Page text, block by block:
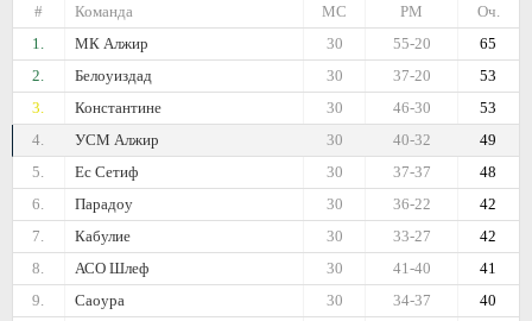
#
Команда Оч.
РМ
МС
1.
МК Алжир 65
55-20
30
2.
Белоуиздад 53
37-20
30
3.
Константине 53
46-30
30
4.
УСМ Алжир 49
40-32
30
5.
Ес Сетиф 48
37-37
30
6.
Парадоу 42
36-22
30
7.
Кабулие 42
33-27
30
8.
АСО Шлеф 41
41-40
30
9.
Саоура 40
34-37
30